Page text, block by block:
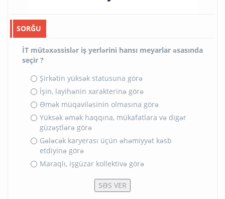
SORĞU
İT mütəxəssislər iş yerlərini hansı meyarlar əsasında
seçir ?
Şirkətin yüksək statusuna görə
İşin, layihənin xarakterinə görə
Əmək müqaviləsinin olmasına görə
Yüksək əmək haqqına, mükafatlara və digər
güzəştlərə görə
Gələcək karyerası üçün əhəmiyyət kəsb
etdiyinə görə
Maraqlı, işgüzar kollektivə görə